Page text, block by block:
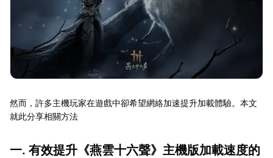
然而，許多主機玩家在遊戲中卻希望網絡加速提升加載體驗。本文
就此分享相關方法
一. 有效提升《燕雲十六聲》主機版加載速度的